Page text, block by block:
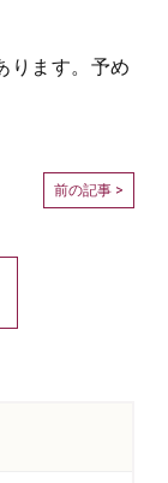
ります。予め
前の記事 >